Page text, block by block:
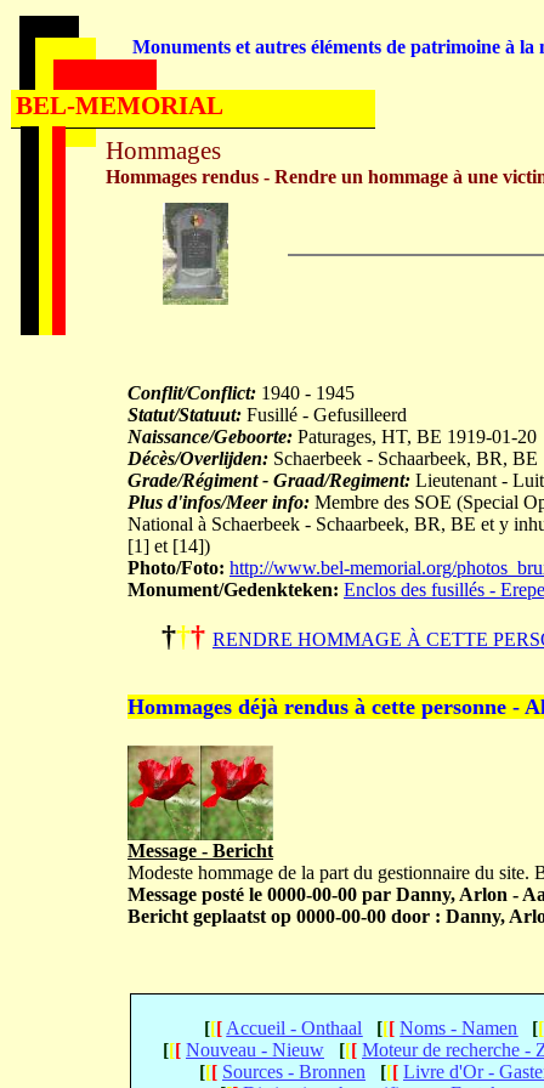
Conflit/Conflict: 1940 - 1945
Statut/Statuut: Fusillé - Gefusilleerd
Naissance/Geboorte: Paturages, HT, BE 1919-01-20
Décès/Overlijden: Schaerbeek - Schaarbeek, BR,
Grade/Régiment - Graad/Regiment: Lieutenant -
Plus d'infos/Meer info: Membre des SOE (Special
National à Schaerbeek - Schaarbeek, BR, BE et y
[1] et [14])
Photo/Foto: http://www.bel-memorial.org/
Monument/Gedenkteken: Enclos des fusillés -
††† RENDRE HOMMAGE À CETTE
Hommages déjà rendus à cette personne -
Message - Bericht
Modeste hommage de la part du gestionnaire du site.
Message posté le 0000-00-00 par Danny, Arlon -
Bericht geplaatst op 0000-00-00 door : Danny,
[[[ Accueil - Onthaal [[[ Noms - Namen [[
[[[ Nouveau - Nieuw [[[ Moteur de recherche -
[[[ Sources - Bronnen [[[ Livre d'Or -
Hommages
Hommages rendus - Rendre un hommage à une
Monuments et autres éléments de patrimoine à la
BEL-MEMORIAL